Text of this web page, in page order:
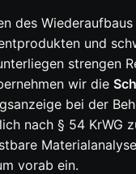
des
und
strengen
wir die
bei der
nach § 54 KrWG
vorab ein.